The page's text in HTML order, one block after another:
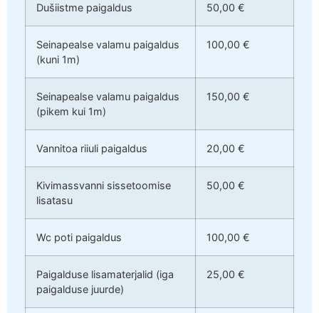
Dušiistme paigaldus 50,00 €
Seinapealse valamu paigaldus
(kuni 1m)
100,00 €
Seinapealse valamu paigaldus
(pikem kui 1m)
150,00 €
Vannitoa riiuli paigaldus 20,00 €
Kivimassvanni sissetoomise
lisatasu
50,00 €
Wc poti paigaldus 100,00 €
Paigalduse lisamaterjalid (iga
paigalduse juurde)
25,00 €